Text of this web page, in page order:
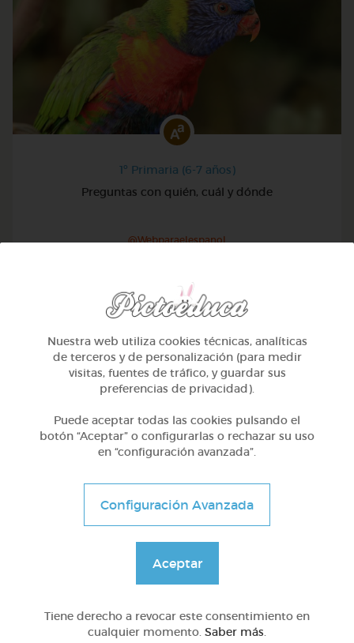
1º Primaria (6-7 años)
Preguntas con quién, cuál y dónde
@Webparaelespanol
1º Primaria (6-7 años)
Preguntas con qué
@Webparaelespanol
Nuestra web utiliza cookies técnicas, analíticas
de terceros y de personalización (para medir
visitas, fuentes de tráfico, y guardar sus
preferencias de privacidad).
Puede aceptar todas las cookies pulsando el
botón “Aceptar” o configurarlas o rechazar su uso
en “configuración avanzada”.
Configuración Avanzada
Aceptar
Tiene derecho a revocar este consentimiento en
cualquier momento. Saber más.